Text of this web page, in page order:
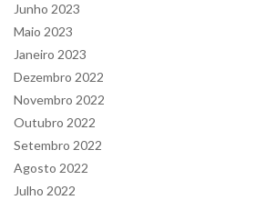
Junho 2023
Maio 2023
Janeiro 2023
Dezembro 2022
Novembro 2022
Outubro 2022
Setembro 2022
Agosto 2022
Julho 2022